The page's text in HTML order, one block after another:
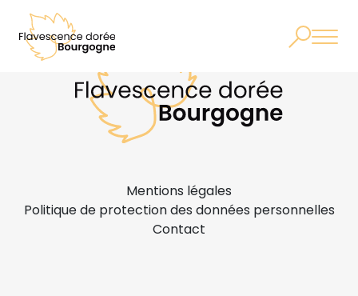
Mentions légales
Politique de protection des données personnelles
Contact